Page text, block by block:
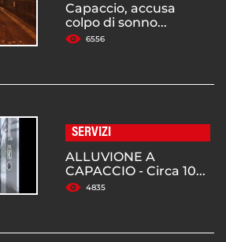
Capaccio, accusa
colpo di sonno...
6556
SERVIZI
ALLUVIONE A
CAPACCIO - Circa 10...
4835